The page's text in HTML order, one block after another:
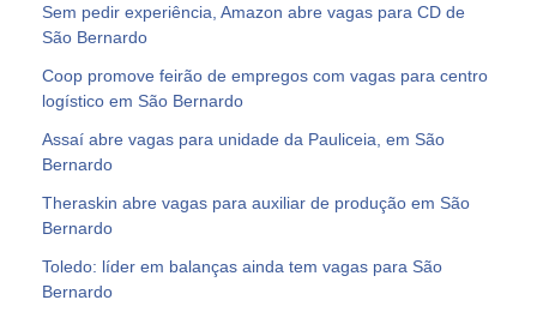
Sem pedir experiência, Amazon abre vagas para CD de
São Bernardo
Coop promove feirão de empregos com vagas para centro
logístico em São Bernardo
Assaí abre vagas para unidade da Pauliceia, em São
Bernardo
Theraskin abre vagas para auxiliar de produção em São
Bernardo
Toledo: líder em balanças ainda tem vagas para São
Bernardo